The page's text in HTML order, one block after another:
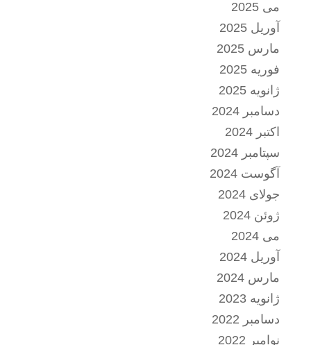
می 2025
آوریل 2025
مارس 2025
فوریه 2025
ژانویه 2025
دسامبر 2024
اکتبر 2024
سپتامبر 2024
آگوست 2024
جولای 2024
ژوئن 2024
می 2024
آوریل 2024
مارس 2024
ژانویه 2023
دسامبر 2022
نوامبر 2022